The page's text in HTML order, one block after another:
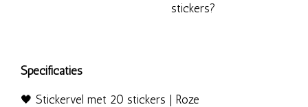
stickers?
Specificaties
🖤 Stickervel met 20 stickers | Roze